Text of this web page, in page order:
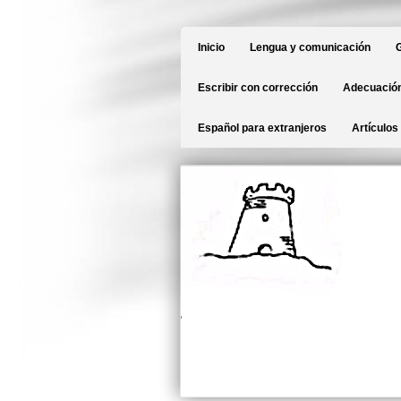
Inicio Lengua y comunicación
Escribir con corrección
Español para extranjeros Artículos